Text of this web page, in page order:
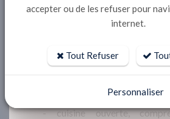
Description
standing comprenant :entrée,
donnant une terrasse 100m²
- cuisine ouverte,
accepter ou de les refuser pour
internet.
Tout Refuser
Personnaliser